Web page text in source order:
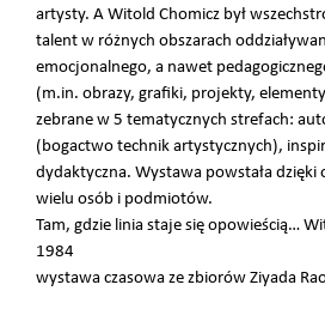
artysty. A Witold Chomicz był
talent w różnych obszarach
emocjonalnego, a nawet
(m.in. obrazy, grafiki, projekty,
zebrane w 5 tematycznych strefach:
(bogactwo technik artystycznych),
dydaktyczna. Wystawa powstała dzięki
wielu osób i podmiotów.
Tam, gdzie linia staje się opowieścią…
1984
wystawa czasowa ze zbiorów Ziyada